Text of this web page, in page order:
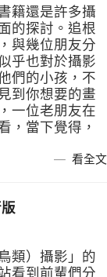
籍還是許多攝
的探討。追根
與幾位朋友分
乎也對於攝影
們的小孩，不
到你想要的畫
一位老朋友在
，當下覺得，
看全文
類）攝影」的
看到前輩們分